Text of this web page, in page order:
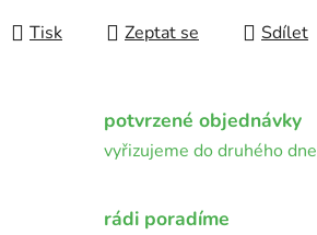
Tisk Zeptat se Sdílet
potvrzené objednávky
vyřizujeme do druhého dne
rádi poradíme